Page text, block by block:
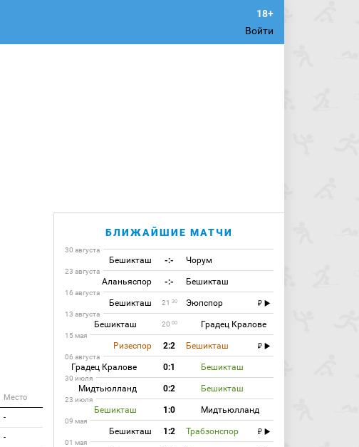
Войти
Место
-
-
БЛИЖАЙШИЕ МАТЧИ
30 августа
Бешикташ -:- Чорум
23 августа
Аланьяспор -:- Бешикташ
16 августа
Бешикташ 21 30 Эюпспор
13 августа
Бешикташ 20 00 Градец Кралове
15 мая
Ризеспор 2:2 Бешикташ
06 августа
Градец Кралове 0:1 Бешикташ
30 июля
Мидтьюлланд 0:2 Бешикташ
23 июля
Бешикташ 1:0 Мидтьюлланд
09 мая
Бешикташ 1:2 Трабзонспор
01 мая